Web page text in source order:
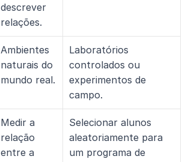
descrever
relações.
Ambientes
naturais do
mundo real.
Laboratórios
controlados ou
experimentos de
campo.
Medir a
relação
entre a
Selecionar alunos
aleatoriamente para
um programa de